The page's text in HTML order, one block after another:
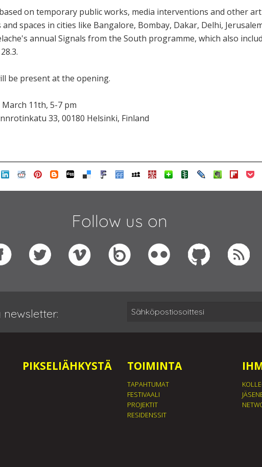
on temporary public works, media interventions and other
spaces in cities like Bangalore, Bombay, Dakar, Delhi,
annual Signals from the South programme, which also
be present at the opening.
11th, 5-7 pm
33, 00180 Helsinki, Finland
Follow us on
PIKSELIÄHKYSTÄ TOIMINTA
TAPAHTUMAT
FESTIVAALI
PROJEKTIT
RESIDENSSIT